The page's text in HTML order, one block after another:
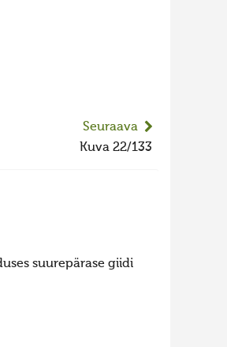
Seuraava
Kuva 22/133
suurepärase giidi